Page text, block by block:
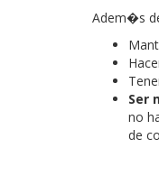
Adem�s
Ser
no
de